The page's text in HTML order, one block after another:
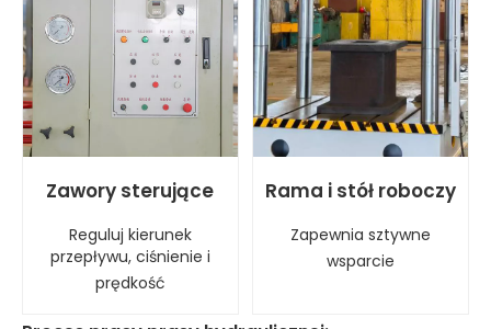
Zawory sterujące
Reguluj kierunek
przepływu, ciśnienie i
prędkość
Rama i stół roboczy
Zapewnia sztywne
wsparcie